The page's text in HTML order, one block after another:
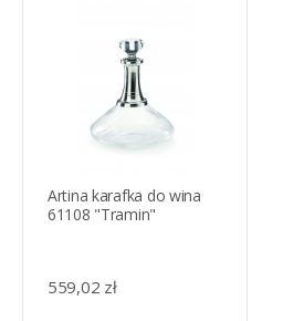
Artina karafka do wina
61108 "Tramin"
559,02 zł